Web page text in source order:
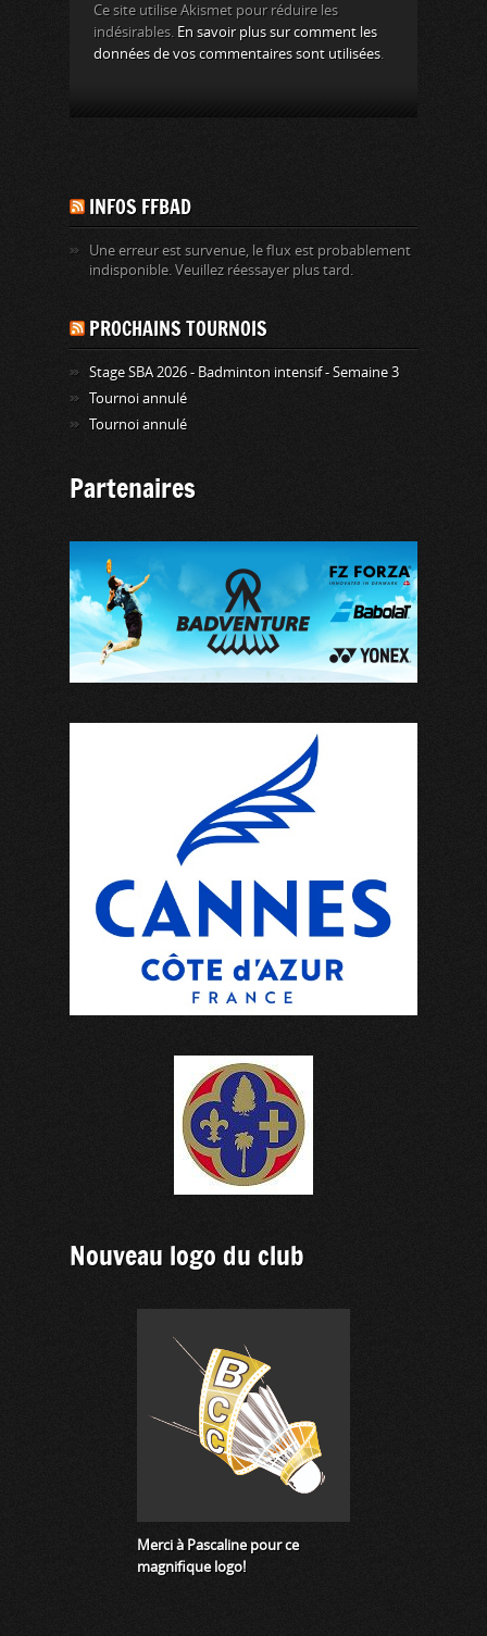
Ce site utilise Akismet pour réduire les
indésirables. En savoir plus sur comment les
données de vos commentaires sont utilisées
INFOS FFBAD
Une erreur est survenue, le flux est probablement
indisponible. Veuillez réessayer plus tard.
PROCHAINS TOURNOIS
Stage SBA 2026 - Badminton intensif - Semaine 3
Tournoi annulé
Tournoi annulé
Partenaires
Nouveau logo du club
Merci à Pascaline pour ce
magnifique logo!